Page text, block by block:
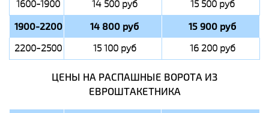
1600-1900 14 500 руб 15 500 руб
1900-2200 14 800 руб 15 900 руб
2200-2500 15 100 руб 16 200 руб
ЦЕНЫ НА РАСПАШНЫЕ ВОРОТА ИЗ
ЕВРОШТАКЕТНИКА